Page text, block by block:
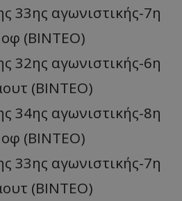
33ης αγωνιστικής-7η
(BINTEO)
32ης αγωνιστικής-6η
(BINTEO)
34ης αγωνιστικής-8η
(BINTEO)
33ης αγωνιστικής-7η
(BINTEO)